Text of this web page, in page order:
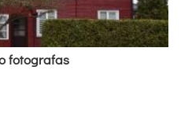
fo­tog­ra­fas